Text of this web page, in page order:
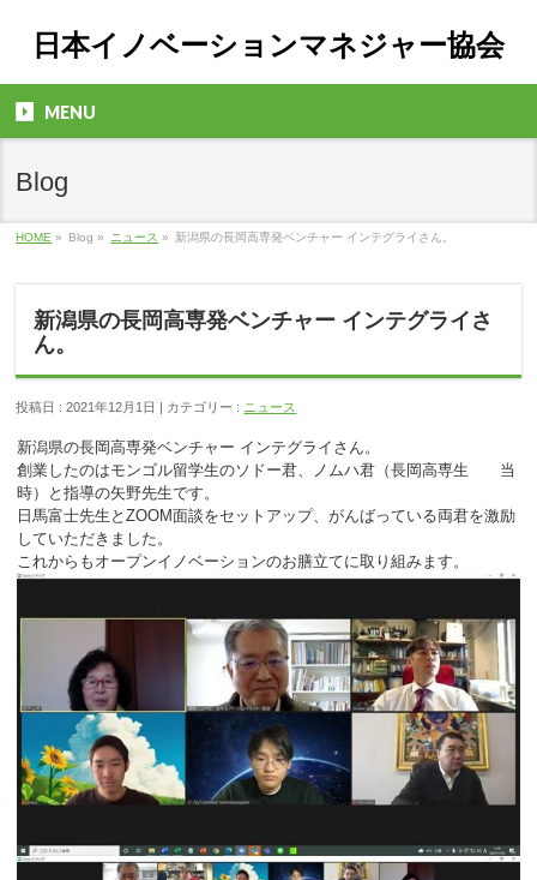
日本イノベーションマネジャー協会
MENU
Blog
HOME » Blog » ニュース » 新潟県の長岡高専発ベンチャー インテグライさん。
新潟県の長岡高専発ベンチャー インテグライさ
ん。
投稿日 : 2021年12月1日 | カテゴリー : ニュース
新潟県の長岡高専発ベンチャー インテグライさん。
創業したのはモンゴル留学生のソドー君、ノムハ君（長岡高専生 当
時）と指導の矢野先生です。
日馬富士先生とZOOM面談をセットアップ、がんばっている両君を激励
していただきました。
これからもオープンイノベーションのお膳立てに取り組みます。